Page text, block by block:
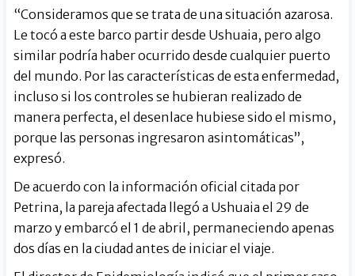
“Consideramos que se trata de una situación azarosa.
Le tocó a este barco partir desde Ushuaia, pero algo
similar podría haber ocurrido desde cualquier puerto
del mundo. Por las características de esta enfermedad,
incluso si los controles se hubieran realizado de
manera perfecta, el desenlace hubiese sido el mismo,
porque las personas ingresaron asintomáticas”,
expresó.
De acuerdo con la información oficial citada por
Petrina, la pareja afectada llegó a Ushuaia el 29 de
marzo y embarcó el 1 de abril, permaneciendo apenas
dos días en la ciudad antes de iniciar el viaje.